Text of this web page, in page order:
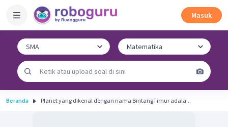
Masuk
Beranda Planet yang dikenal dengan nama BintangTimur adala...